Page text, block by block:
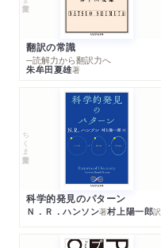
翻訳の常識
─読解力から翻訳力へ
朱牟田夏雄著
ちくま学芸文庫
科学的発見のパターン
Ｎ．Ｒ．ハンソン著村上陽一郎訳